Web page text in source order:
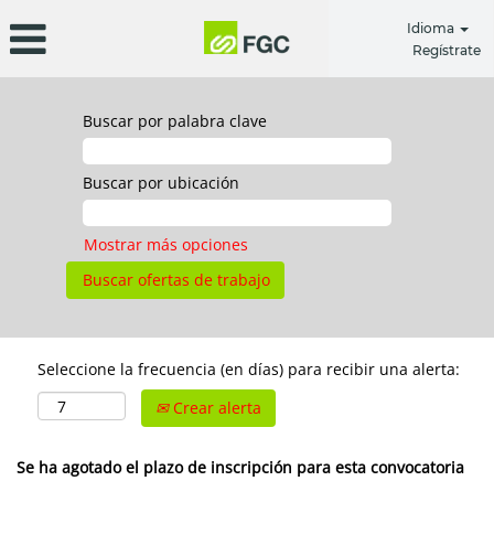
Idioma
Regístrate
Buscar por palabra clave
Buscar por ubicación
Mostrar más opciones
Seleccione la frecuencia (en días) para recibir una alerta:
Crear alerta
Se ha agotado el plazo de inscripción para esta convocatoria